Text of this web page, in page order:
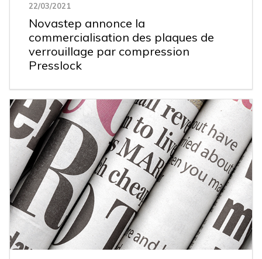
22/03/2021
Novastep annonce la
commercialisation des plaques de
verrouillage par compression
Presslock